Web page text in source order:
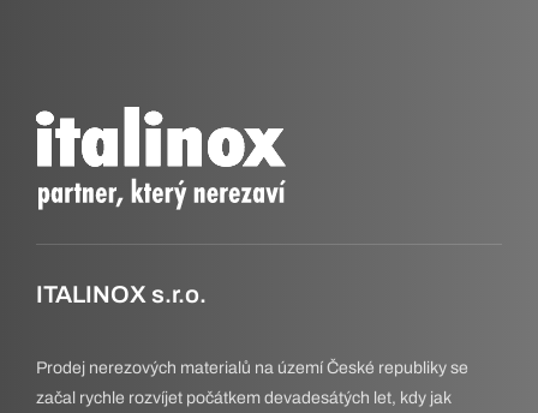
ITALINOX s.r.o.
Prodej nerezových materialů na území České republiky se
začal rychle rozvíjet počátkem devadesátých let, kdy jak